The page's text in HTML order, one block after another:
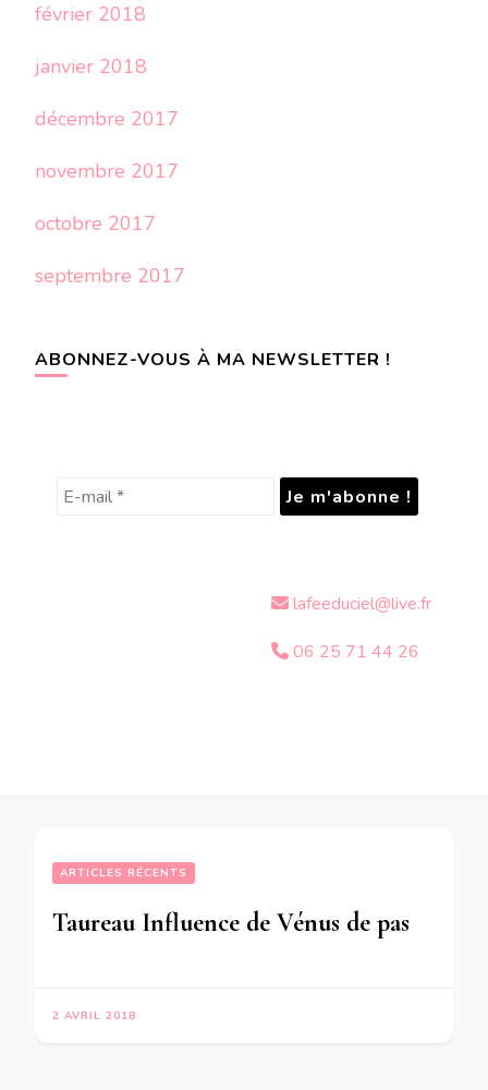
février 2018
janvier 2018
décembre 2017
novembre 2017
octobre 2017
septembre 2017
ABONNEZ-VOUS À MA NEWSLETTER !
lafeeduciel@live.fr
06 25 71 44 26
ARTICLES RÉCENTS
2 AVRIL 2018